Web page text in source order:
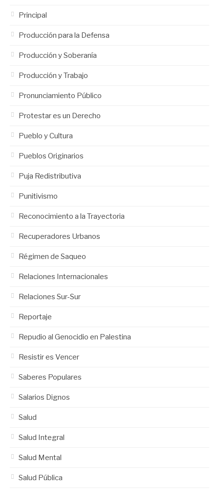
Principal
Producción para la Defensa
Producción y Soberanía
Producción y Trabajo
Pronunciamiento Público
Protestar es un Derecho
Pueblo y Cultura
Pueblos Originarios
Puja Redistributiva
Punitivismo
Reconocimiento a la Trayectoria
Recuperadores Urbanos
Régimen de Saqueo
Relaciones Internacionales
Relaciones Sur-Sur
Reportaje
Repudio al Genocidio en Palestina
Resistir es Vencer
Saberes Populares
Salarios Dignos
Salud
Salud Integral
Salud Mental
Salud Pública